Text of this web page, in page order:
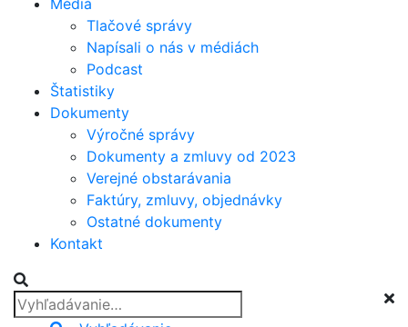
Tlačové správy
Napísali o nás v médiách
Podcast
Štatistiky
Dokumenty
Výročné správy
Dokumenty a zmluvy od 2023
Verejné obstarávania
Faktúry, zmluvy, objednávky
Ostatné dokumenty
Kontakt